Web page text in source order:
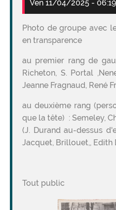
Ven 11/04/2025 - 06:19
Photo de groupe avec
en transparence
au premier rang de
Richeton, S. Portal
Jeanne Fragnaud, René
au deuxième rang
que la tête) : Semeley,
(J. Durand au-dessus
Jacquet, Brillouet,, Edith
Tout public